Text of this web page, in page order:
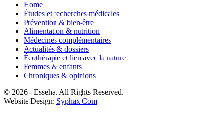
Home
Études et recherches médicales
Prévention & bien-être
Alimentation & nutrition
Médecines complémentaires
Actualités & dossiers
Écothérapie et lien avec la nature
Femmes & enfants
Chroniques & opinions
© 2026 - Esseha. All Rights Reserved.
Website Design: Syphax Com